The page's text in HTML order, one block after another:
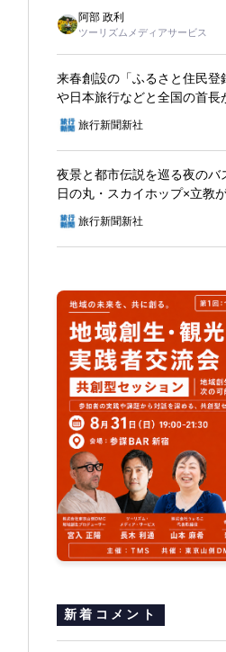
阿部 政利
ツーリズムメディアサービス
来春創設の「ふるさと住民
や日本旅行などと全国の首長
旅行新聞新社
夜景と都市伝説を巡る夜の
日の丸・スカイホップ×立教
旅行新聞新社
新着コメント